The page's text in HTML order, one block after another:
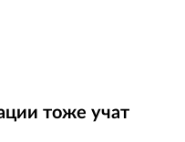
тоже учат